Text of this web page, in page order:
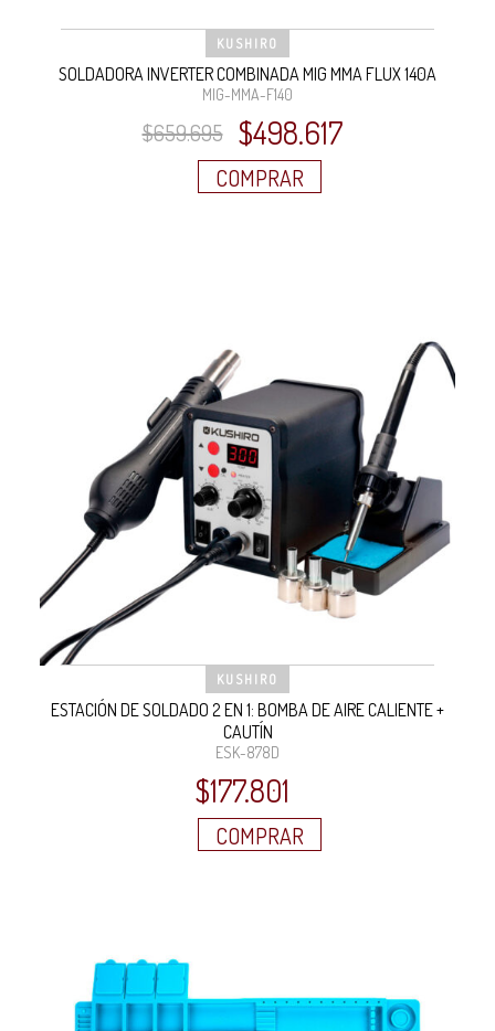
KUSHIRO
SOLDADORA INVERTER COMBINADA MIG MMA FLUX 140A
MIG-MMA-F140
$659.695 El
precio
original
$498.617
COMPRAR
KUSHIRO
ESTACIÓN DE SOLDADO 2 EN 1: BOMBA DE AIRE CALIENTE +
CAUTÍN
ESK-878D
$177.801
COMPRAR